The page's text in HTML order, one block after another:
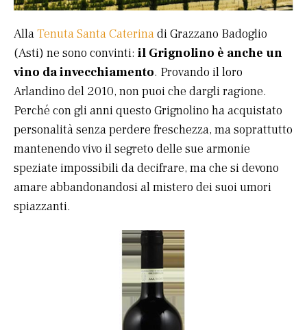
AllaTenuta Santa Caterinadi Grazzano Badoglio
(Asti) ne sono convinti: il Grignolino è anche un
vino da invecchiamento. Provando il loro
Arlandino del 2010, non puoi che dargli ragione.
Perché con gli anni questo Grignolino ha acquistato
personalità senza perdere freschezza, ma soprattutto
mantenendo vivo il segreto delle sue armonie
speziate impossibili da decifrare, ma che si devono
amare abbandonandosi al mistero dei suoi umori
spiazzanti.